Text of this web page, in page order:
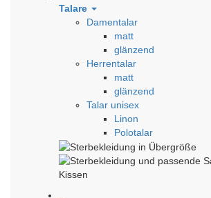
Talare
Damentalar
matt
glänzend
Herrentalar
matt
glänzend
Talar unisex
Linon
Polotalar